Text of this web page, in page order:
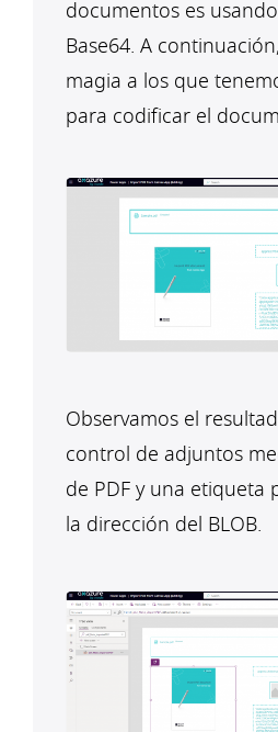
documentos es
Base64. A
magia a los que
para codificar el
Observamos el
control de adjuntos
de PDF y una etiqueta
la dirección del BLOB.